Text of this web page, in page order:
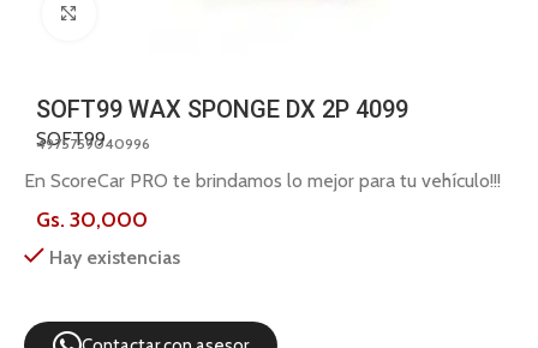
SOFT99 WAX SPONGE DX 2P 4099
SOFT99
4975759040996
En ScoreCar PRO te brindamos lo mejor para tu vehículo!!!
Gs. 30,000
Hay existencias